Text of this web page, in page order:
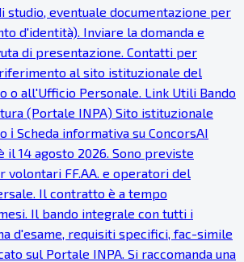
studio, eventuale documentazione per
d'identità). Inviare la domanda e
di presentazione. Contatti per
al sito istituzionale del
o all'Ufficio Personale. Link Utili Bando
(Portale INPA) Sito istituzionale
ℹ Scheda informativa su ConcorsAI
il 14 agosto 2026. Sono previste
volontari FF.AA. e operatori del
Il contratto è a tempo
Il bando integrale con tutti i
d'esame, requisiti specifici, fac-simile
sul Portale INPA. Si raccomanda una